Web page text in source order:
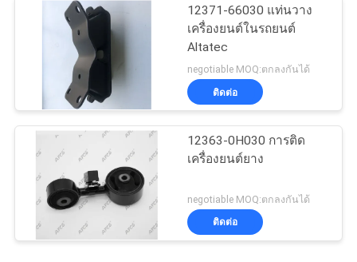
12371-66030 แท่นวาง
เครื่องยนต์ในรถยนต์
Altatec
negotiable MOQ:ตกลงกันได้
ติดต่อ
12363-0H030 การติด
เครื่องยนต์ยาง
negotiable MOQ:ตกลงกันได้
ติดต่อ